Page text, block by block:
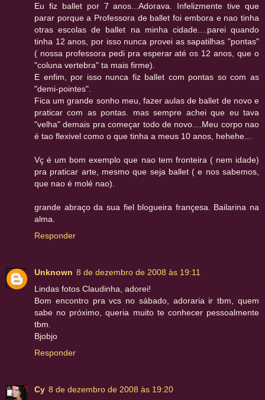
Eu fiz ballet por 7 anos...Adorava. Infelizmente tive que
parar porque a Professora de ballet foi embora e nao tinha
otras escolas de ballet na minha cidade....parei quando
tinha 12 anos, por isso nunca provei as sapatilhas "pontas"
( nossa professora pedi pra esperar até os 12 anos, que o
"coluna vertebra" ta mais firme).
E enfim, por isso nunca fiz ballet com pontas so com as
"demi-pointes".
Fica um grande sonho meu, fazer aulas de ballet de novo e
praticar com as pontas. mas sempre achei que eu tava
"velha" demais pra começar todo de novo....Meu corpo nao
é tao flexivel como o que tinha a meus 10 anos, hehehe...
Vç é um bom exemplo que nao tem fronteira ( nem idade)
pra praticar arte, mesmo que seja ballet ( e nos sabemos,
que nao é molé nao).
grande abraço da sua fiel blogueira françesa. Bailarina na
alma.
Responder
Unknown 8 de dezembro de 2008 às 19:11
Lindas fotos Claudinha, adorei!
Bom encontro pra vcs no sábado, adoraria ir tbm, quem
sabe no próximo, queria muito te conhecer pessoalmente
tbm.
Bjobjo
Responder
Cy 8 de dezembro de 2008 às 19:20